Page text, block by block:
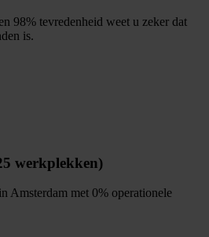
98% tevredenheid weet u zeker dat
is.
werkplekken)
Amsterdam met 0% operationele